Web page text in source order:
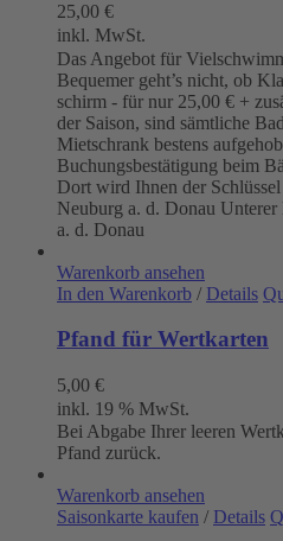
25,00 €
inkl. MwSt.
Das Angebot für
Bequemer geht’s nicht, ob
schirm - für nur 25,00 € +
der Saison, sind sämtliche
Mietschrank bestens
Buchungsbestätigung beim
Dort wird Ihnen der
Neuburg a. d. Donau
a. d. Donau
Warenkorb ansehen
In den Warenkorb / Details
Pfand für Wertkarten
5,00 €
inkl. 19 % MwSt.
Bei Abgabe Ihrer leeren
Pfand zurück.
Warenkorb ansehen
Saisonkarte kaufen / Details